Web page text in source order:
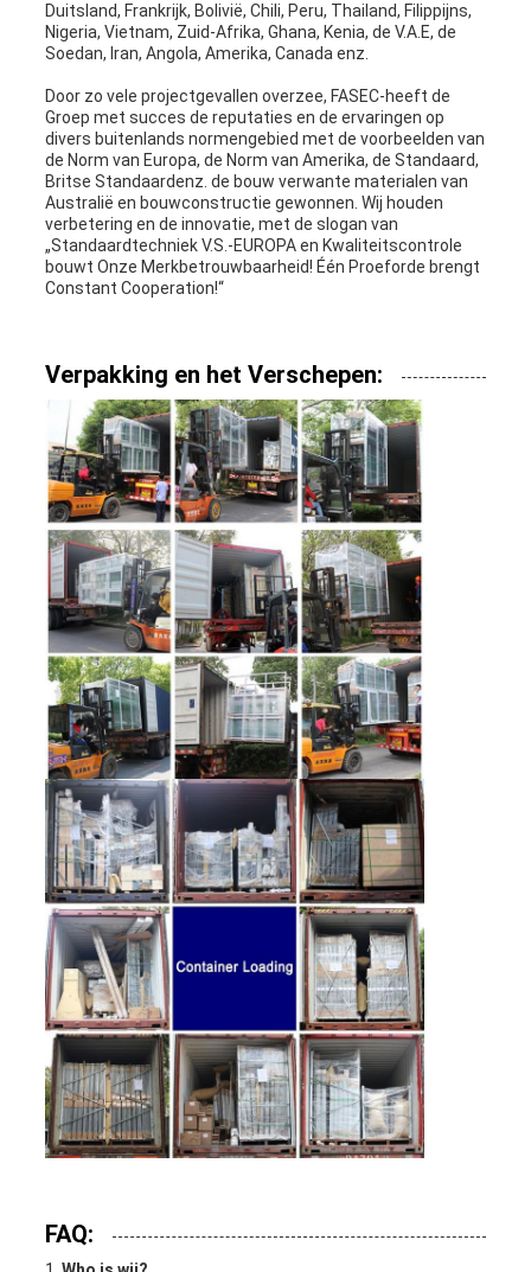
Duitsland, Frankrijk, Bolivië, Chili, Peru, Thailand, Filippijns,
Nigeria, Vietnam, Zuid-Afrika, Ghana, Kenia, de V.A.E, de
Soedan, Iran, Angola, Amerika, Canada enz.
Door zo vele projectgevallen overzee, FASEC-heeft de
Groep met succes de reputaties en de ervaringen op
divers buitenlands normengebied met de voorbeelden van
de Norm van Europa, de Norm van Amerika, de Standaard,
Britse Standaardenz. de bouw verwante materialen van
Australië en bouwconstructie gewonnen. Wij houden
verbetering en de innovatie, met de slogan van
„Standaardtechniek V.S.-EUROPA en Kwaliteitscontrole
bouwt Onze Merkbetrouwbaarheid! Één Proeforde brengt
Constant Cooperation!“
Verpakking en het Verschepen:
FAQ: